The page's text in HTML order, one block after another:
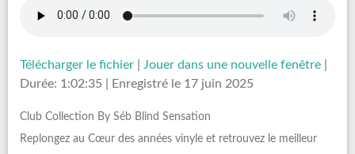
Télécharger le fichier Jouer dans une nouvelle fenêtre
Durée: 1:02:35
Enregistré le 17 juin 2025
Club Collection By Séb Blind Sensation
Replongez au Cœur des années vinyle et retrouvez le meilleur